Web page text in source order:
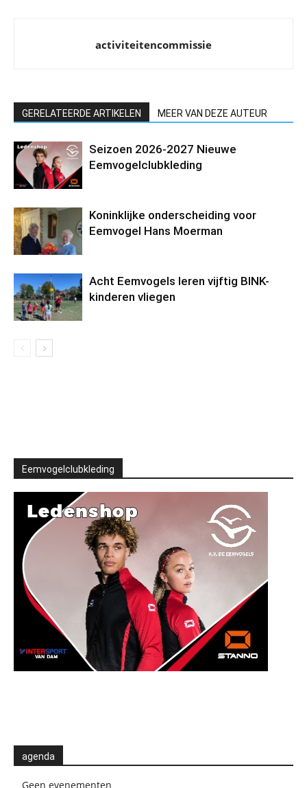
activiteitencommissie
GERELATEERDE ARTIKELEN MEER VAN DEZE AUTEUR
Seizoen 2026-2027 Nieuwe
Eemvogelclubkleding
Koninklijke onderscheiding voor
Eemvogel Hans Moerman
Acht Eemvogels leren vijftig BINK-
kinderen vliegen
Eemvogelclubkleding
agenda
Geen evenementen